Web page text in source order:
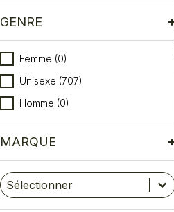
GENRE
Genre
Femme (0)
Unisexe (707)
Homme (0)
MARQUE
Marque
Sélectionnez le contenu
Sélectionnez le contenu